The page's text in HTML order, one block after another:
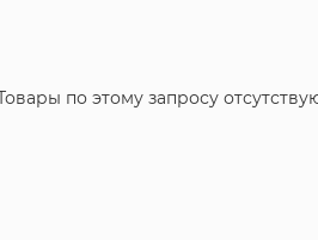
по этому запросу